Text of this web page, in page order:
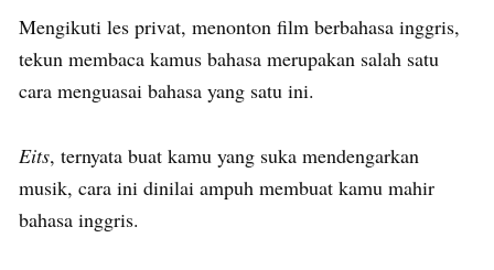
Mengikuti les privat, menonton film berbahasa inggris,
tekun membaca kamus bahasa merupakan salah satu
cara menguasai bahasa yang satu ini.
Eits, ternyata buat kamu yang suka mendengarkan
musik, cara ini dinilai ampuh membuat kamu mahir
bahasa inggris.